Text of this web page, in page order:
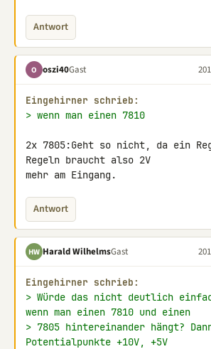
Antwort
O oszi40Gast
Eingehirner schrieb:
> wenn man einen 7810
2x 7805:Geht so nicht, da ein
Regeln braucht also 2V
mehr am Eingang.
Antwort
HW Harald WilhelmsGast
Eingehirner schrieb:
> Würde das nicht deutlich
wenn man einen 7810 und einen
> 7805 hintereinander hängt?
Potentialpunkte +10V, +5V